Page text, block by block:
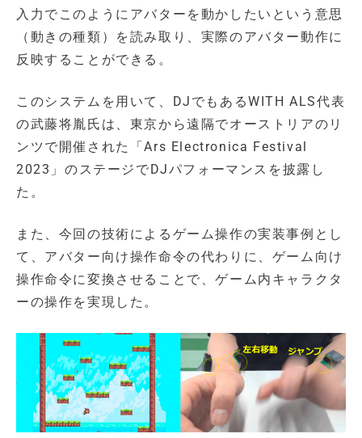
入力でこのようにアバターを動かしたいという意思
（動きの種類）を読み取り、実際のアバター動作に
反映することができる。
このシステムを用いて、DJでもあるWITH ALS代表
の武藤将胤氏は、東京から遠隔でオーストリアのリ
ンツで開催された「Ars Electronica Festival
2023」のステージでDJパフォーマンスを披露し
た。
また、今回の技術によるゲーム操作の実装事例とし
て、アバター向け操作命令の代わりに、ゲーム向け
操作命令に変換させることで、ゲーム内キャラクタ
ーの操作を実現した。